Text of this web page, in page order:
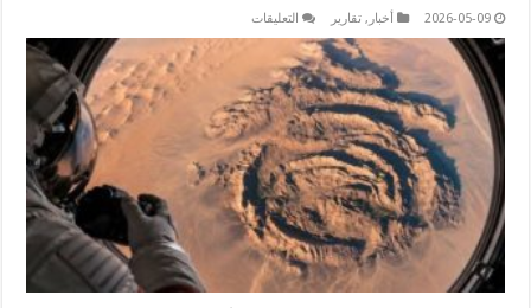
2026-05-09 أخبار ,تقارير التعليقات
استثنائي
أركانو
يخطف
أنظار
العالم
مغلقة